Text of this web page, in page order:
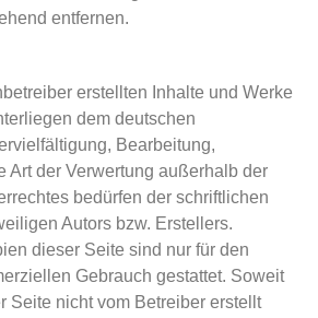
entfernen.
erstellten Inhalte und Werke
dem deutschen
Bearbeitung,
Art der Verwertung außerhalb der
bedürfen der schriftlichen
Autors bzw. Erstellers.
dieser Seite sind nur für den
Gebrauch gestattet. Soweit
Seite nicht vom Betreiber erstellt